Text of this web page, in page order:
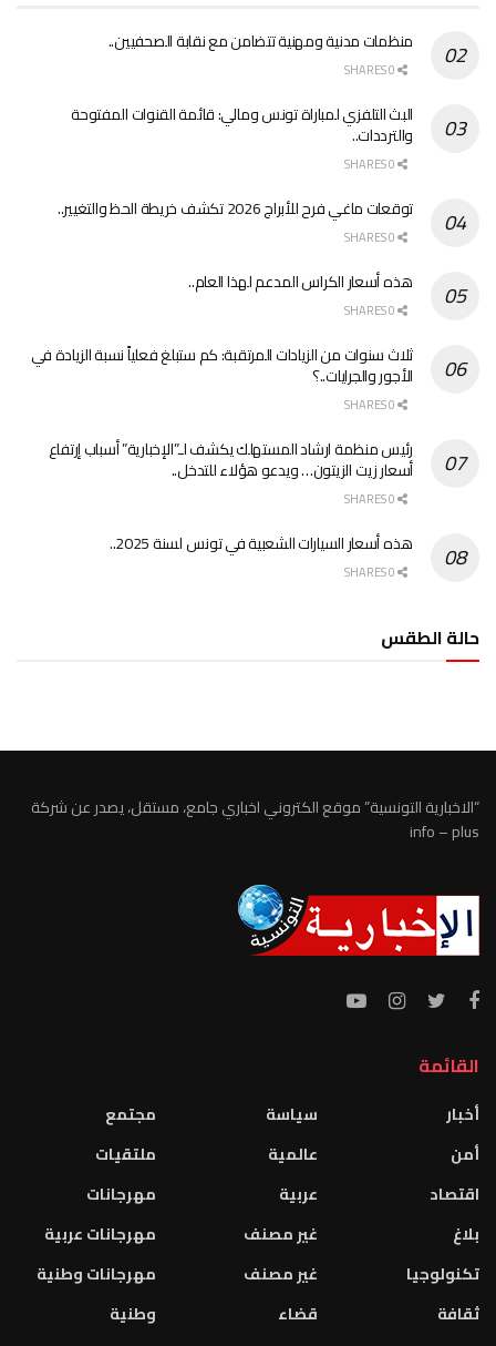
منظمات مدنية ومهنية تتضامن مع نقابة الصحفيين..
البث التلفزي لمباراة تونس ومالي: قائمة القنوات المفتوحة
والترددات..
توقعات ماغي فرح للأبراج 2026 تكشف خريطة الحظ والتغيير..
هذه أسعار الكراس المدعم لهذا العام..
ثلاث سنوات من الزيادات المرتقبة: كم ستبلغ فعلياً نسبة الزيادة في
الأجور والجرايات..؟
رئيس منظمة ارشاد المستهلك يكشف لـ”الإخبارية” أسباب إرتفاع
أسعار زيت الزيتون… ويدعو هؤلاء للتدخل..
هذه أسعار السيارات الشعبية في تونس لسنة 2025..
حالة الطقس
“الاخبارية التونسية” موقع الكتروني اخباري جامع، مستقل، يصدر عن شركة
info – plus
القائمة
أخبار
أمن
اقتصاد
بلاغ
تكنولوجيا
ثقافة
سياسة
عالمية
عربية
غير مصنف
غير مصنف
قضاء
مجتمع
ملتقيات
مهرجانات
مهرجانات عربية
مهرجانات وطنية
وطنية